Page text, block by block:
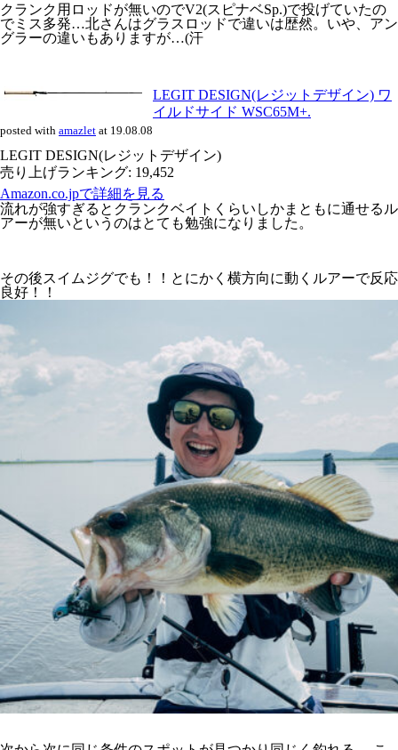
クランク用ロッドが無いのでV2(スピナベSp.)で投げていたの
でミス多発…北さんはグラスロッドで違いは歴然。いや、アン
グラーの違いもありますが…(汗
LEGIT DESIGN(レジットデザイン) ワ
イルドサイド WSC65M+.
posted with amazlet at 19.08.08
LEGIT DESIGN(レジットデザイン)
売り上げランキング: 19,452
Amazon.co.jpで詳細を見る
流れが強すぎるとクランクベイトくらいしかまともに通せるル
アーが無いというのはとても勉強になりました。
その後スイムジグでも！！とにかく横方向に動くルアーで反応
良好！！